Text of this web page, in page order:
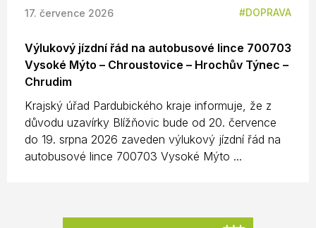
17. července 2026 DOPRAVA
Výlukový jízdní řád na autobusové lince 700703
Vysoké Mýto – Chroustovice – Hrochův Týnec –
Chrudim
Krajský úřad Pardubického kraje informuje, že z
důvodu uzavírky Blížňovic bude od 20. července
do 19. srpna 2026 zaveden výlukový jízdní řád na
autobusové lince 700703 Vysoké Mýto ...